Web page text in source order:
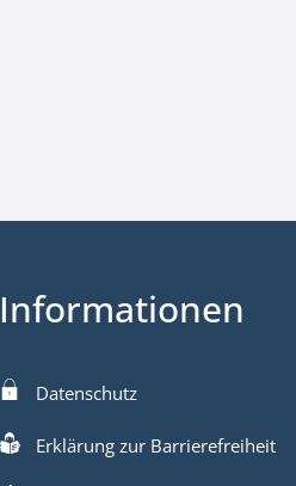
Informationen
Datenschutz
Erklärung zur Barrierefreiheit